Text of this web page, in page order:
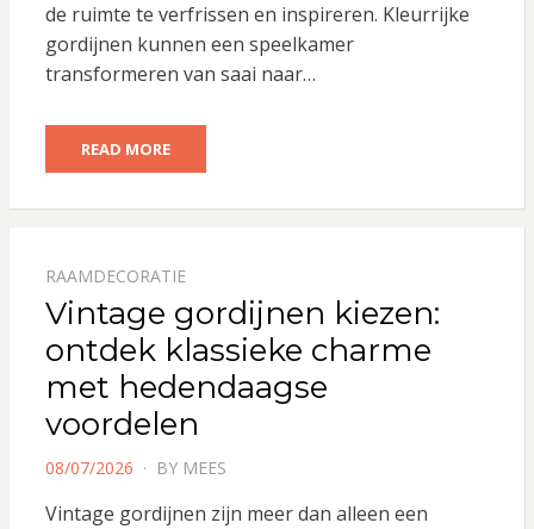
de ruimte te verfrissen en inspireren. Kleurrijke
gordijnen kunnen een speelkamer
transformeren van saai naar…
READ MORE
RAAMDECORATIE
Vintage gordijnen kiezen:
ontdek klassieke charme
met hedendaagse
voordelen
POSTED
08/07/2026 BY MEES
Vintage gordijnen zijn meer dan alleen een